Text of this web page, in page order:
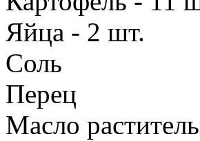
Яйца - 2 шт.
Соль
Перец
Масло